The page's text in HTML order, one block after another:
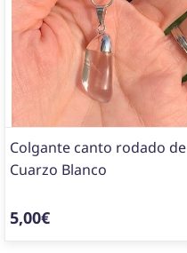
Colgante canto rodado de
Cuarzo Blanco
5,00€